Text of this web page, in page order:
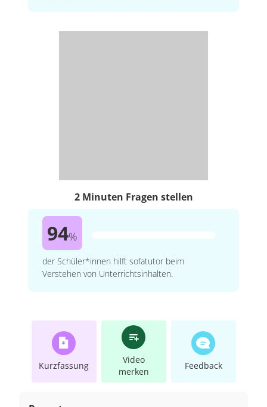
2 Minuten Fragen stellen
94%
der Schüler*innen hilft sofatutor beim
Verstehen von Unterrichtsinhalten.
Kurzfassung
Video
merken
Feedback